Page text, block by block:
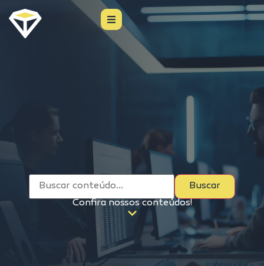
Buscar
Confira nossos conteúdos!